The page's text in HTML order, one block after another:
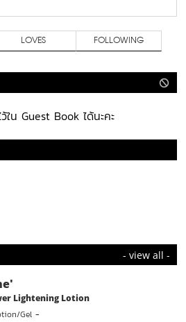
LOVES FOLLOWING
ใน Guest Book ได้นะคะ
- view all -
Lightening Lotion
Gel -